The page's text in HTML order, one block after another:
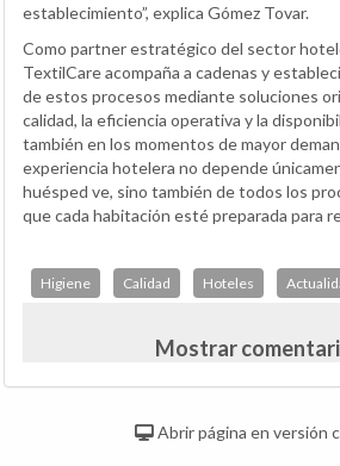
establecimiento”, explica Gómez Tovar.
Como partner estratégico del sector
TextilCare acompaña a cadenas y
de estos procesos mediante soluciones
calidad, la eficiencia operativa y la
también en los momentos de mayor
experiencia hotelera no depende
huésped ve, sino también de todos los
que cada habitación esté preparada para
Higiene Calidad Hoteles
Mostrar
Abrir página en versión